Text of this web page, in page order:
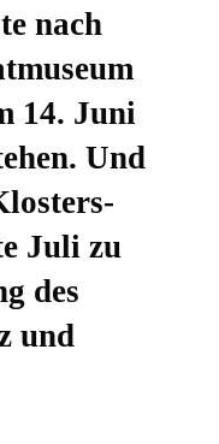
nach
14. Juni
Und
Juli zu
des
und